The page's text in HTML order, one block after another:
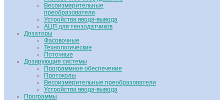
Весоизмерительные
преобразователи
Устройства ввода-вывода
АЦП для тензодатчиков
Дозаторы
Фасовочные
Технологические
Поточные
Дозирующие системы
Программное обеспечение
Протоколы
Весоизмерительные преобразователи
Устройства ввода-вывода
Программы